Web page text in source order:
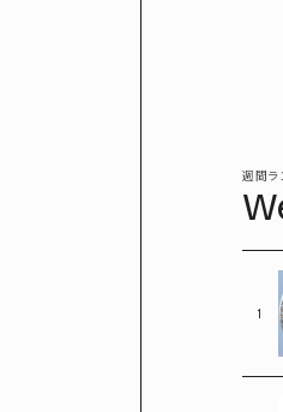
週間ラ
1